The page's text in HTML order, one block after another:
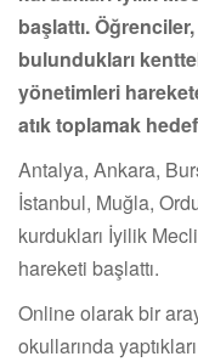
başlattı.
bulundukları
yönetimleri
atık toplamak
Antalya, Ankara,
İstanbul, Muğla,
kurdukları İyilik
hareketi başlattı.
Online olarak bir
okullarında